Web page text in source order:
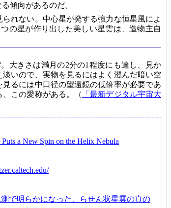
傾向があるのだ。
れない。中心星が発する強力な恒星風によ
の星が作り出した美しい星雲は、造物主自
大きさは満月の2分の1程度にも達し、見か
いので、実物を見るにはよく澄んだ暗い空
るには中口径の望遠鏡の低倍率が必要であ
この愛称がある。（
「最新デジタル宇宙大
Puts a New Spin on the Helix Nebula
で明らかになった、らせん状星雲の真の